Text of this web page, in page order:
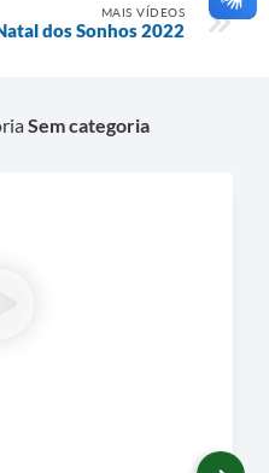
MAIS VÍDEOS
dos Sonhos 2022
Sem categoria